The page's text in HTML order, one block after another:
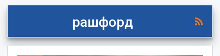
рашфорд